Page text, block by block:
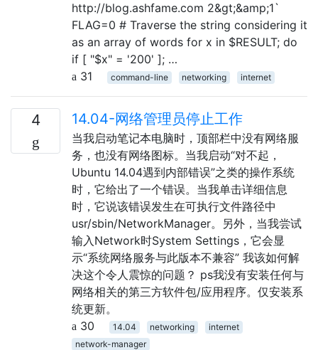
http://blog.ashfame.com 2&gt;&amp;1`
FLAG=0 # Traverse the string considering it
as an array of words for x in $RESULT; do
if [ "$x" = '200' ]; …
31
command-line networking internet
4 14.04-网络管理员停止工作
当我启动笔记本电脑时，顶部栏中没有网络服
务，也没有网络图标。当我启动“对不起，
Ubuntu 14.04遇到内部错误”之类的操作系统
时，它给出了一个错误。当我单击详细信息
时，它说该错误发生在可执行文件路径中
usr/sbin/NetworkManager。另外，当我尝试
输入Network时System Settings，它会显
示“系统网络服务与此版本不兼容” 我该如何解
决这个令人震惊的问题？ ps我没有安装任何与
网络相关的第三方软件包/应用程序。仅安装系
统更新。
30
14.04 networking
internet
network-manager